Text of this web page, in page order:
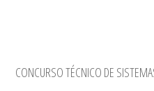
CONCURSO TÉCNICO DE